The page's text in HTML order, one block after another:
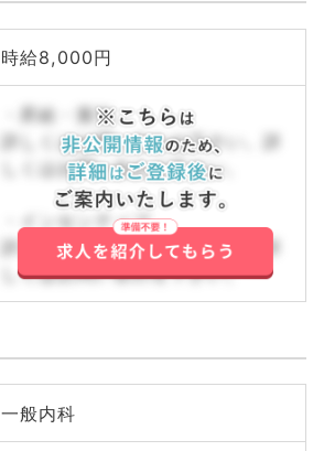
時給8,000円
・昇給・賞与
詳しくはお問い合わせ下さい。詳
しくはお問い合わせ下さい。
・インセンティブ
詳しくはお問い合わせ下さい。詳
しくはお問い合わせ下さい。
一般内科